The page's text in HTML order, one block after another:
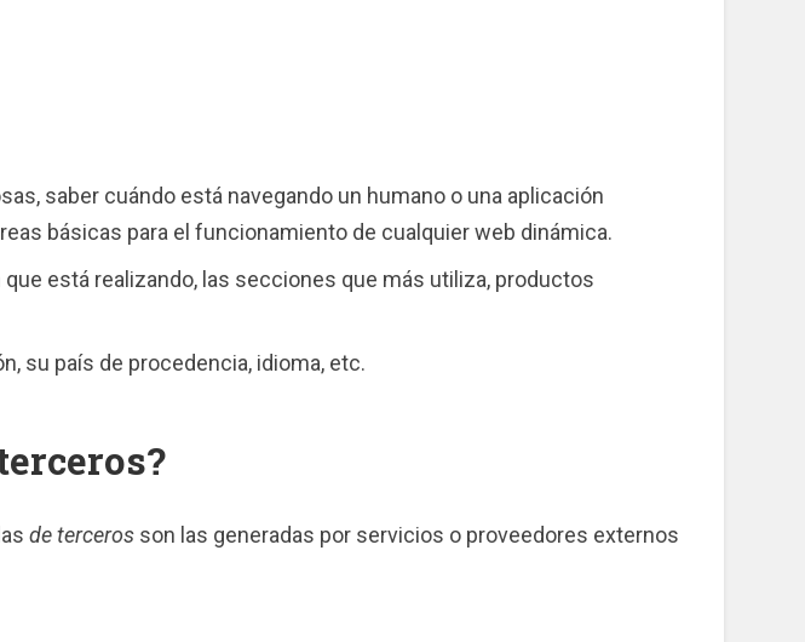
saber cuándo está navegando un humano o una aplicación
básicas para el funcionamiento de cualquier web dinámica.
está realizando, las secciones que más utiliza, productos
su país de procedencia, idioma, etc.
de terceros son las generadas por servicios o proveedores externos